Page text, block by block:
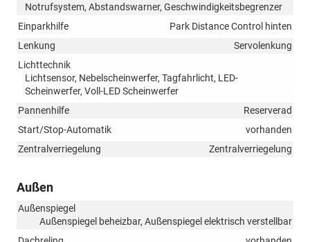
Notrufsystem, Abstandswarner, Geschwindigkeitsbegrenzer
Einparkhilfe
Park Distance Control hinten
Lenkung
Servolenkung
Lichttechnik
Lichtsensor, Nebelscheinwerfer, Tagfahrlicht, LED-
Scheinwerfer, Voll-LED Scheinwerfer
Pannenhilfe
Reserverad
Start/Stop-Automatik
vorhanden
Zentralverriegelung
Zentralverriegelung
Außen
Außenspiegel
Außenspiegel beheizbar, Außenspiegel elektrisch verstellbar